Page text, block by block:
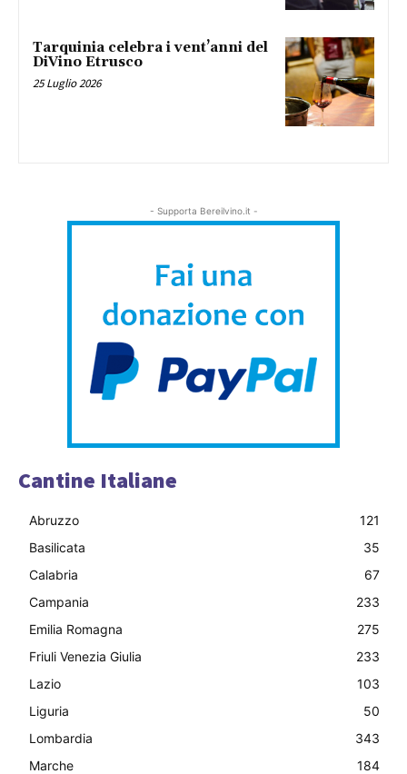
Tarquinia celebra i vent’anni del
DiVino Etrusco
25 Luglio 2026
- Supporta Bereilvino.it -
Cantine Italiane
Abruzzo
121
Basilicata
35
Calabria
67
Campania
233
Emilia Romagna
275
Friuli Venezia Giulia
233
Lazio
103
Liguria
50
Lombardia
343
Marche
184